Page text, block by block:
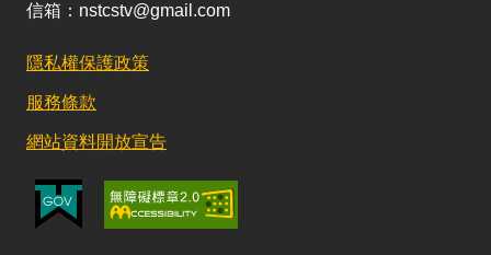
信箱：nstcstv@gmail.com
隱私權保護政策
服務條款
網站資料開放宣告